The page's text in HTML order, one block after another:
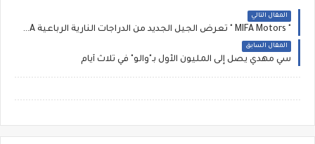
المقال التالي
" MIFA Motors " تعرض الجيل الجديد من الدراجات النارية الرباعية YAMAHA
المقال السابق
سي مهدي يصل إلى المليون الأول بـ"والو" في ثلاث أيام